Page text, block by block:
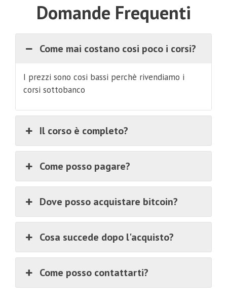
Domande Frequenti
Come mai costano cosi poco i corsi?
I prezzi sono cosi bassi perchè rivendiamo i
corsi sottobanco
Il corso è completo?
Come posso pagare?
Dove posso acquistare bitcoin?
Cosa succede dopo l'acquisto?
Come posso contattarti?